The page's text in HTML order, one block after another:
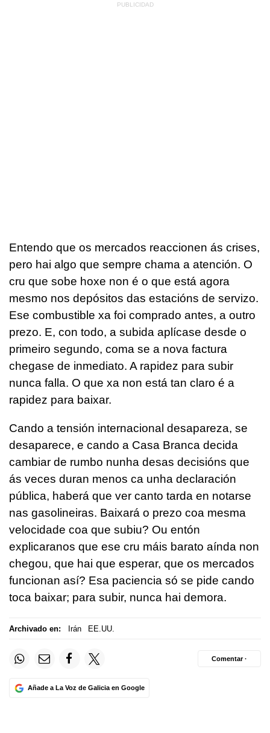
Entendo que os mercados reaccionen ás crises,
pero hai algo que sempre chama a atención. O
cru que sobe hoxe non é o que está agora
mesmo nos depósitos das estacións de servizo.
Ese combustible xa foi comprado antes, a outro
prezo. E, con todo, a subida aplícase desde o
primeiro segundo, coma se a nova factura
chegase de inmediato. A rapidez para subir
nunca falla. O que xa non está tan claro é a
rapidez para baixar.
Cando a tensión internacional desapareza, se
desaparece, e cando a Casa Branca decida
cambiar de rumbo nunha desas decisións que
ás veces duran menos ca unha declaración
pública, haberá que ver canto tarda en notarse
nas gasolineiras. Baixará o prezo coa mesma
velocidade coa que subiu? Ou entón
explicaranos que ese cru máis barato aínda non
chegou, que hai que esperar, que os mercados
funcionan así? Esa paciencia só se pide cando
toca baixar; para subir, nunca hai demora.
Archivado en: Irán EE.UU.
Añade a La Voz de Galicia en Google
Comentar ·